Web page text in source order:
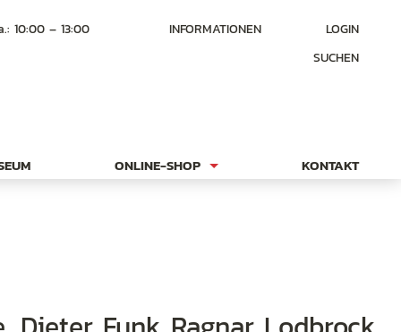
10:00 – 13:00 INFORMATIONEN
LOGIN
SUCHEN
ONLINE-SHOP KONTAKT